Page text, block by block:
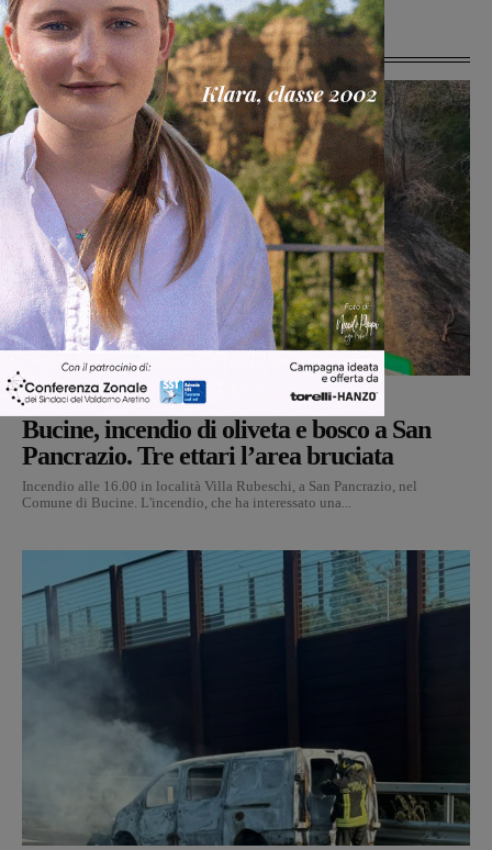
Ultime Notizie
Cronaca Monica Campani -7 Agosto 2026
Bucine, incendio di oliveta e bosco a San
Pancrazio. Tre ettari l’area bruciata
Incendio alle 16.00 in località Villa Rubeschi, a San Pancrazio, nel
Comune di Bucine. L'incendio, che ha interessato una...